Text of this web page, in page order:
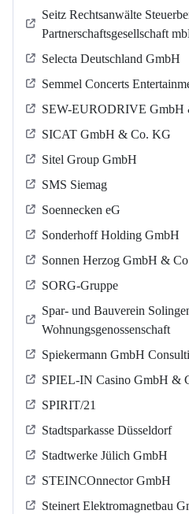
Seitz Rechtsanwälte
Partnerschaftsgesellschaft
Selecta Deutschland GmbH
Semmel Concerts
SEW-EURODRIVE GmbH
SICAT GmbH & Co. KG
Sitel Group GmbH
SMS Siemag
Soennecken eG
Sonderhoff Holding GmbH
Sonnen Herzog GmbH &
SORG-Gruppe
Spar- und Bauverein
Wohnungsgenossenschaft
Spiekermann GmbH
SPIEL-IN Casino GmbH &
SPIRIT/21
Stadtsparkasse Düsseldorf
Stadtwerke Jülich GmbH
STEINCOnnector GmbH
Steinert Elektromagnetbau